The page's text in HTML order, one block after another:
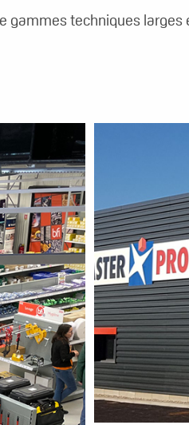
gammes techniques